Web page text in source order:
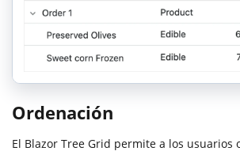
Ordenación
El Blazor Tree Grid permite a los usuarios